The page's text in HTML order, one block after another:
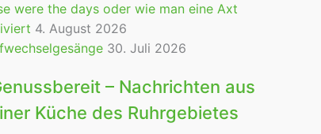
were the days oder wie man eine Axt
4. August 2026
30. Juli 2026
– Nachrichten aus
Küche des Ruhrgebietes